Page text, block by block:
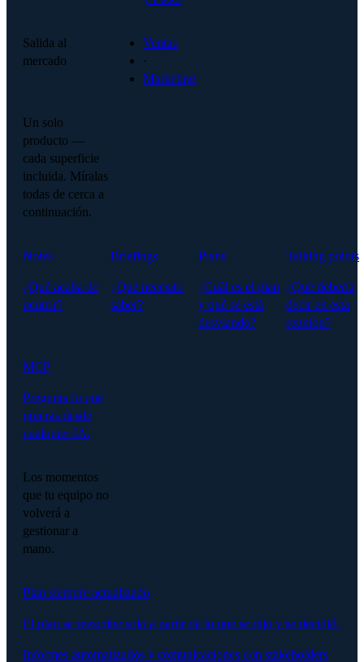
Salida al
mercado
Ventas
·
Marketing
Un solo
producto —
cada superficie
incluida. Míralas
todas de cerca a
continuación.
Notes
¿Qué acaba de
ocurrir?
Briefings
¿Qué necesito
saber?
Plans
¿Cuál es el plan
y qué se está
desviando?
Talking points
¿Qué debería
decir en esta
reunión?
MCP
Pregunta lo que
quieras desde
cualquier IA.
Los momentos
que tu equipo no
volverá a
gestionar a
mano.
Plan siempre actualizado
El plan se reescribe solo a partir de lo que se dijo y se decidió.
Informes automatizados y comunicaciones con stakeholders